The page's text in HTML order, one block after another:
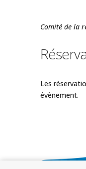
Comité de la
Les
évènement.